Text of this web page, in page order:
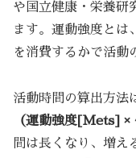
や国立健康・栄養研
ます。運動強度とは
を消費するかで活動
活動時間の算出方法
（運動強度[Mets] ×
間は長くなり、増え